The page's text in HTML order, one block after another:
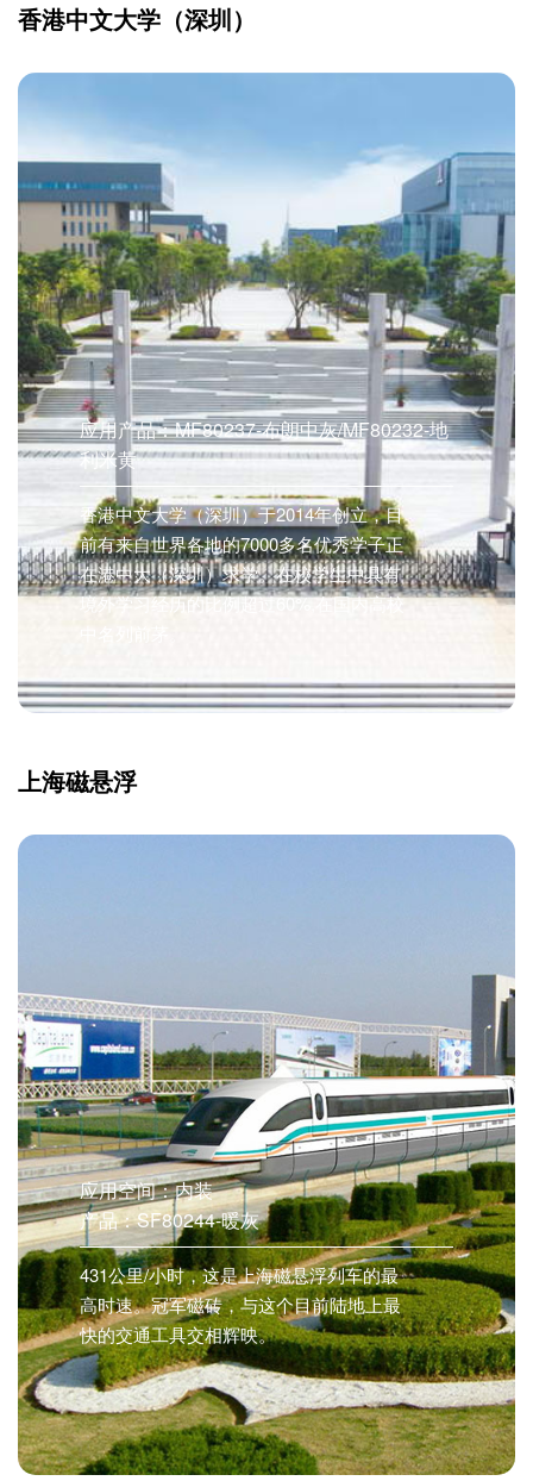
香港中文大学（深圳）
应用产品：MF80237-布朗中灰/MF80232-地
利米黄
香港中文大学（深圳）于2014年创立，目
前有来自世界各地的7000多名优秀学子正
在港中大（深圳）求学。在校学生中具有
境外学习经历的比例超过60%,在国内高校
中名列前茅。
上海磁悬浮
应用空间：内装
产品：SF80244-暖灰
431公里/小时，这是上海磁悬浮列车的最
高时速。冠军磁砖，与这个目前陆地上最
快的交通工具交相辉映。